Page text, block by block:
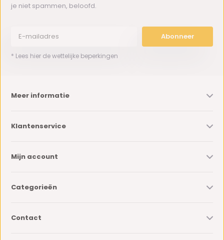
je niet spammen, beloofd.
Abonneer
* Lees hier de wettelijke beperkingen
Meer informatie
Klantenservice
Mijn account
Categorieën
Contact